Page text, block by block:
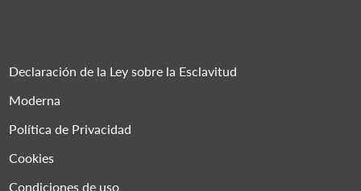
Declaración de la Ley sobre la Esclavitud
Moderna
Política de Privacidad
Cookies
Condiciones de uso